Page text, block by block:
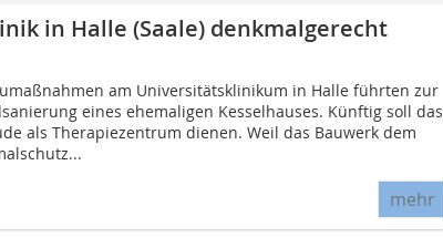
in Halle (Saale) denkmalgerecht
am Universitätsklinikum in Halle führten zur
eines ehemaligen Kesselhauses. Künftig soll das
als Therapiezentrum dienen. Weil das Bauwerk dem
mehr